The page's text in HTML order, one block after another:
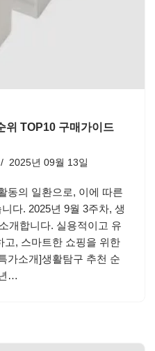
위 TOP10 구매가이드
2025년 09월 13일
동의 일환으로, 이에 따른
다. 2025년 9월 3주차, 생
개합니다. 실용적이고 유
고, 스마트한 쇼핑을 위한
가소개]생활탐구 추천 순
…